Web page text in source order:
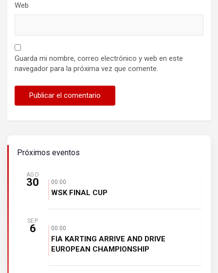
Web
Guarda mi nombre, correo electrónico y web en este
navegador para la próxima vez que comente.
Próximos eventos
AGO
30 00:00
WSK FINAL CUP
SEP
6 00:00
FIA KARTING ARRIVE AND DRIVE
EUROPEAN CHAMPIONSHIP